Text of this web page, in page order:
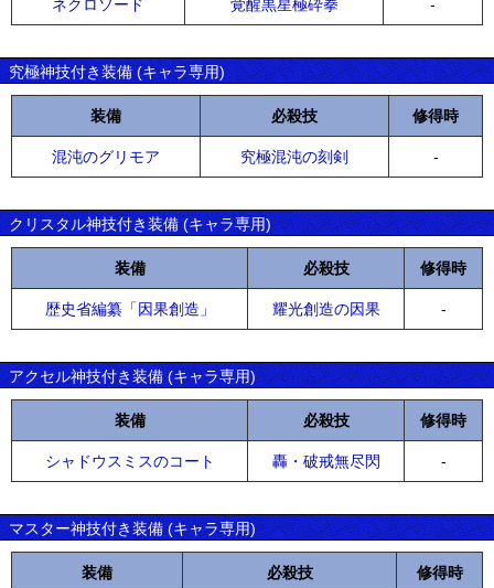
ネクロソード 覚醒黒星極砕拳 -
究極神技付き装備 (キャラ専用)
装備 必殺技 修得時
混沌のグリモア 究極混沌の刻剣 -
クリスタル神技付き装備 (キャラ専用)
装備 必殺技 修得時
歴史省編纂「因果創造」 耀光創造の因果 -
アクセル神技付き装備 (キャラ専用)
装備 必殺技 修得時
シャドウスミスのコート 轟・破戒無尽閃 -
マスター神技付き装備 (キャラ専用)
装備 必殺技 修得時